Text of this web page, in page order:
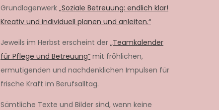
Grundlagenwerk „Soziale Betreuung: endlich klar!
Kreativ und individuell planen und anleiten.“
Jeweils im Herbst erscheint der „Teamkalender
für Pflege und Betreuung“ mit fröhlichen,
ermutigenden und nachdenklichen Impulsen für
frische Kraft im Berufsalltag.
Sämtliche Texte und Bilder sind, wenn keine